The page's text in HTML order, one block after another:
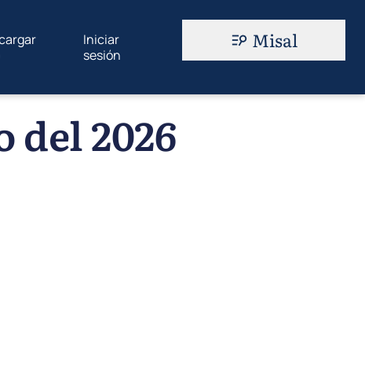
Iniciar
sesión
Misal
del 2026